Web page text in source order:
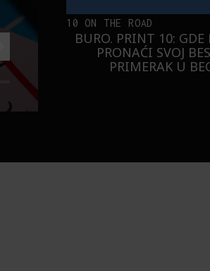
10 ON THE ROAD
BURO. PRINT 10: GDE
PRONAĆI SVOJ
PRIMERAK U